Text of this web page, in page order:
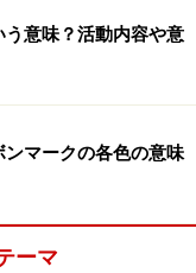
ィアセンター。ボ
ると、活動のヒン
なチラシを作って
たりと、ボランテ
在です。
間の募り方
意味？活動内容や意
ンマークの各色の意味
ーマ